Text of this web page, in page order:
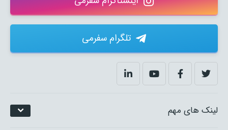
لینک های مهم
تلگرام سفرمی